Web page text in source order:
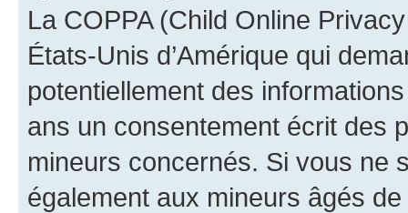
La COPPA (Child Online
États-Unis d’Amérique qui
potentiellement des
ans un consentement écrit des
mineurs concernés. Si vous ne
également aux mineurs âgés